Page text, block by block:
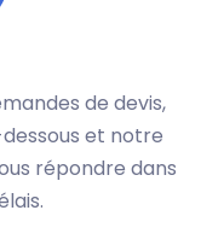
de devis,
et notre
répondre dans